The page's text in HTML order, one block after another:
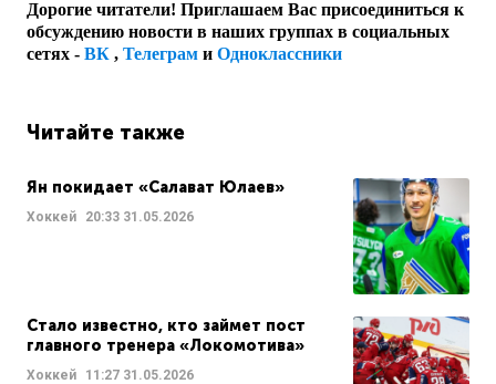
Дорогие читатели! Приглашаем Вас присоединиться к
обсуждению новости в наших группах в социальных
сетях - ВК , Телеграм и Одноклассники
Читайте также
Ян покидает «Салават Юлаев»
Хоккей 20:33 31.05.2026
Стало известно, кто займет пост
главного тренера «Локомотива»
Хоккей 11:27 31.05.2026